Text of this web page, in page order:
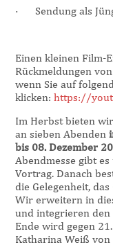
·
Sendung als
Einen kleinen Film-
Rückmeldungen
wenn Sie auf
klicken:https://
Im Herbst bieten
an sieben Abenden
bis 08. Dezember
Abendmesse gibt
Vortrag. Danach
die Gelegenheit,
Wir erweitern in
und integrieren den
Ende wird gegen
Katharina Weiß